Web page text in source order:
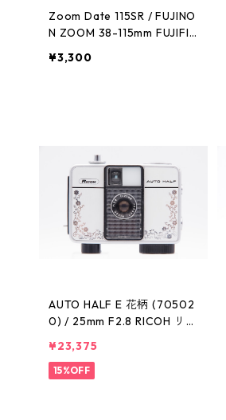
Zoom Date 115SR / FUJINO
N ZOOM 38-115mm FUJIFIL
¥3,300
AUTO HALF E 花柄 (70502
0) / 25mm F2.8 RICOH リコ
¥23,375
15%OFF